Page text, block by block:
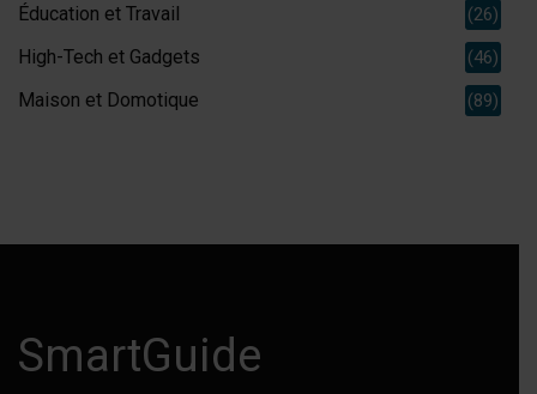
Éducation et Travail (26)
High-Tech et Gadgets (46)
Maison et Domotique (89)
SmartGuide